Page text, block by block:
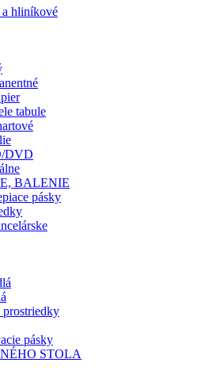
a hliníkové
tabule
DVD
BALENIE
pásky
prostriedky
pásky
STOLA